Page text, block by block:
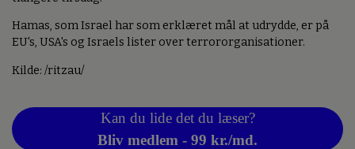
Hamas, som Israel har som erklæret mål at udrydde, er på
EU's, USA's og Israels lister over terrororganisationer.
Kilde: /ritzau/
Kan du lide det du læser?
Bliv medlem - 99 kr./md.